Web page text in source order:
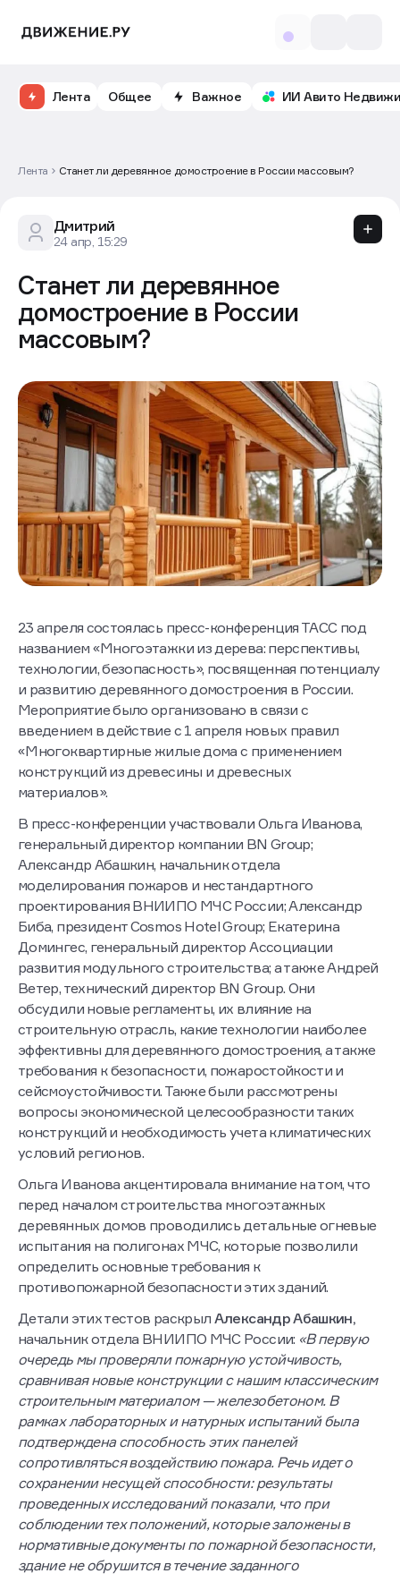
Лента Общее Важное ИИ Авито
Лента Станет ли деревянное домостроение в России массовым?
Дмитрий
24 апр, 15:29
Станет ли деревянное
домостроение в России
массовым?
23 апреля состоялась пресс-конференция ТАСС под
названием «Многоэтажки из дерева: перспективы,
технологии, безопасность», посвященная потенциалу
и развитию деревянного домостроения в России.
Мероприятие было организовано в связи с
введением в действие с 1 апреля новых правил
«Многоквартирные жилые дома с применением
конструкций из древесины и древесных
материалов».
В пресс-конференции участвовали Ольга Иванова,
генеральный директор компании BN Group;
Александр Абашкин, начальник отдела
моделирования пожаров и нестандартного
проектирования ВНИИПО МЧС России; Александр
Биба, президент Cosmos Hotel Group; Екатерина
Домингес, генеральный директор Ассоциации
развития модульного строительства; а также Андрей
Ветер, технический директор BN Group. Они
обсудили новые регламенты, их влияние на
строительную отрасль, какие технологии наиболее
эффективны для деревянного домостроения, а также
требования к безопасности, пожаростойкости и
сейсмоустойчивости. Также были рассмотрены
вопросы экономической целесообразности таких
конструкций и необходимость учета климатических
условий регионов.
Ольга Иванова акцентировала внимание на том, что
перед началом строительства многоэтажных
деревянных домов проводились детальные огневые
испытания на полигонах МЧС, которые позволили
определить основные требования к
противопожарной безопасности этих зданий.
Детали этих тестов раскрыл Александр Абашкин,
начальник отдела ВНИИПО МЧС России: «В первую
очередь мы проверяли пожарную устойчивость,
сравнивая новые конструкции с нашим классическим
строительным материалом — железобетоном. В
рамках лабораторных и натурных испытаний была
подтверждена способность этих панелей
сопротивляться воздействию пожара. Речь идет о
сохранении несущей способности: результаты
проведенных исследований показали, что при
соблюдении тех положений, которые заложены в
нормативные документы по пожарной безопасности,
здание не обрушится в течение заданного